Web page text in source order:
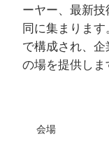
ーヤー、最新
同に集まりま
で構成され、
の場を提供しま
会場